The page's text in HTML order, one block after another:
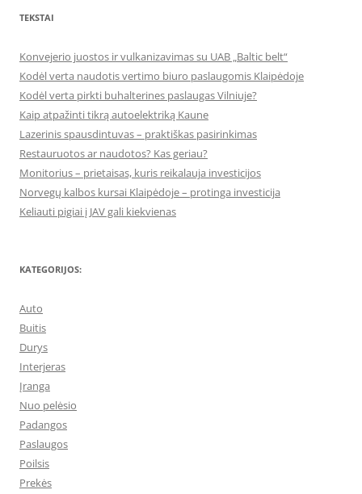
TEKSTAI
Konvejerio juostos ir vulkanizavimas su UAB „Baltic belt“
Kodėl verta naudotis vertimo biuro paslaugomis Klaipėdoje
Kodėl verta pirkti buhalterines paslaugas Vilniuje?
Kaip atpažinti tikrą autoelektriką Kaune
Lazerinis spausdintuvas – praktiškas pasirinkimas
Restauruotos ar naudotos? Kas geriau?
Monitorius – prietaisas, kuris reikalauja investicijos
Norvegų kalbos kursai Klaipėdoje – protinga investicija
Keliauti pigiai į JAV gali kiekvienas
KATEGORIJOS:
Auto
Buitis
Durys
Interjeras
Įranga
Nuo pelėsio
Padangos
Paslaugos
Poilsis
Prekės